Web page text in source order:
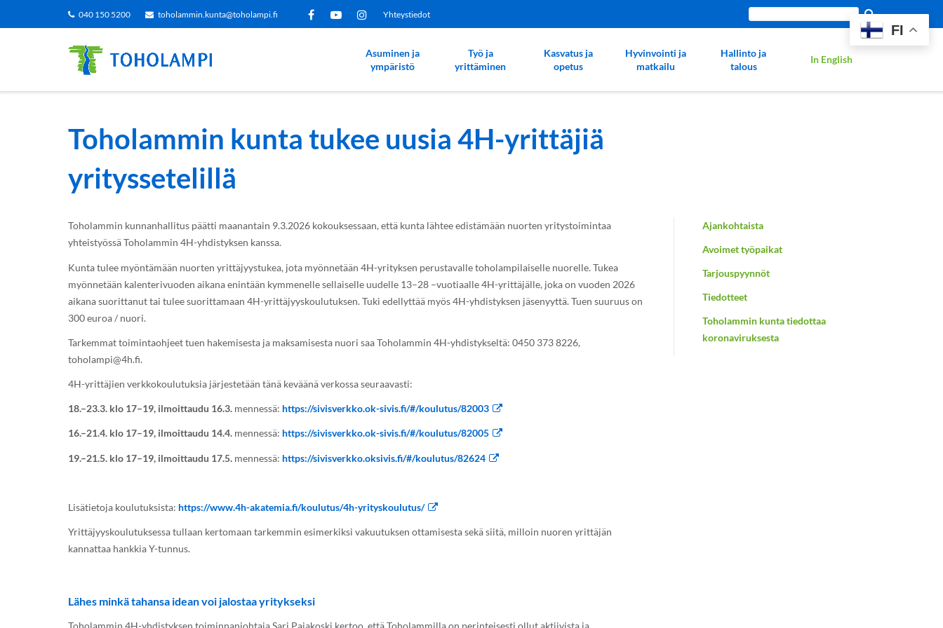
040 150 5200 toholammin.kunta@toholampi.fi Yhteystiedot
sivustolta:
Asuminen ja
ympäristö
Työ ja
yrittäminen
Kasvatus ja
opetus
Hyvinvointi ja
matkailu
Hallinto ja
talous
In English
Toholammin kunta tukee uusia 4H-yrittäjiä
yrityssetelillä
Toholammin kunnanhallitus päätti maanantain 9.3.2026 kokouksessaan, että kunta lähtee edistämään nuorten yritystoimintaa
yhteistyössä Toholammin 4H-yhdistyksen kanssa.
Kunta tulee myöntämään nuorten yrittäjyystukea, jota myönnetään 4H-yrityksen perustavalle toholampilaiselle nuorelle. Tukea
myönnetään kalenterivuoden aikana enintään kymmenelle sellaiselle uudelle 13–28 –vuotiaalle 4H-yrittäjälle, joka on vuoden 2026
aikana suorittanut tai tulee suorittamaan 4H-yrittäjyyskoulutuksen. Tuki edellyttää myös 4H-yhdistyksen jäsenyyttä. Tuen suuruus on
300 euroa / nuori.
Tarkemmat toimintaohjeet tuen hakemisesta ja maksamisesta nuori saa Toholammin 4H-yhdistykseltä: 0450 373 8226,
toholampi@4h.fi.
4H-yrittäjien verkkokoulutuksia järjestetään tänä keväänä verkossa seuraavasti:
18.–23.3. klo 17–19, ilmoittaudu 16.3.mennessä: https://sivisverkko.ok-sivis.fi/#/koulutus/82003
16.–21.4. klo 17–19, ilmoittaudu 14.4.mennessä: https://sivisverkko.ok-sivis.fi/#/koulutus/82005
19.–21.5. klo 17–19, ilmoittaudu 17.5. mennessä: https://sivisverkko.oksivis.fi/#/koulutus/82624
Lisätietoja koulutuksista: https://www.4h-akatemia.fi/koulutus/4h-yrityskoulutus/
Yrittäjyyskoulutuksessa tullaan kertomaan tarkemmin esimerkiksi vakuutuksen ottamisesta sekä siitä, milloin nuoren yrittäjän
kannattaa hankkia Y-tunnus.
Lähes minkä tahansa idean voi jalostaa yritykseksi
Toholammin 4H-yhdistyksen toiminnanjohtaja Sari Pajakoski kertoo, että Toholammilla on perinteisesti ollut aktiivista ja
Ajankohtaista
Avoimet työpaikat
Tarjouspyynnöt
Tiedotteet
Toholammin kunta tiedottaa
koronaviruksesta
FI